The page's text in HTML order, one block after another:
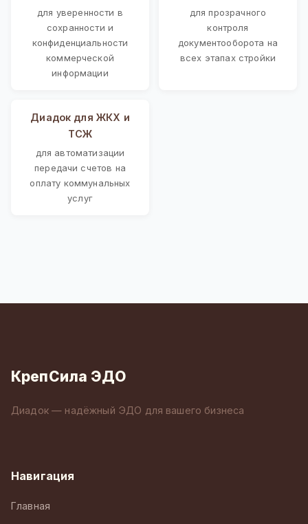
для уверенности в
сохранности и
конфиденциальности
коммерческой
информации
для прозрачного
контроля
документооборота на
всех этапах стройки
Диадок для ЖКХ и
ТСЖ
для автоматизации
передачи счетов на
оплату коммунальных
услуг
КрепСила ЭДО
Диадок — надёжный ЭДО для вашего бизнеса
Навигация
Главная